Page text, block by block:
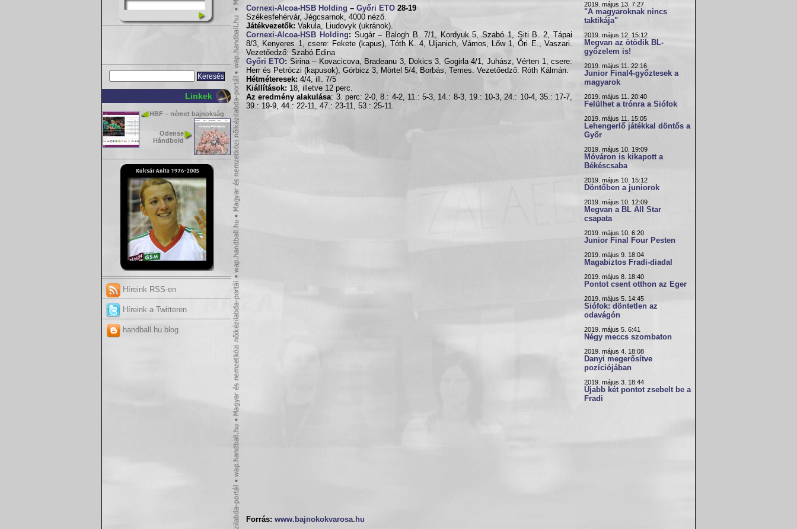
Linkek
HBF – német bajnokság
Odense
Håndbold
Híreink RSS-en
Híreink a Twitteren
handball.hu blog
Cornexi-Alcoa-HSB Holding – Győri ETO 28-19
Székesfehérvár, Jégcsarnok, 4000 néző.
Játékvezetők: Vakula, Liudovyk (ukránok).
Cornexi-Alcoa-HSB Holding:Sugár – Balogh B. 7/1, Kordyuk 5, Szabó 1, Siti B. 2, Tápai
8/3, Kenyeres 1, csere: Fekete (kapus), Tóth K. 4, Uljanich, Vámos, Lőw 1, Őri E., Vaszari.
Vezetőedző: Szabó Edina
Győri ETO: Sirina – Kovacicova, Bradeanu 3, Dokics 3, Gogirla 4/1, Juhász, Vérten 1, csere:
Herr és Petróczi (kapusok), Görbicz 3, Mörtel 5/4, Borbás, Temes. Vezetőedző: Róth Kálmán.
Hétméteresek: 4/4, ill. 7/5
Kiállítások: 18, illetve 12 perc.
Az eredmény alakulása: 3. perc: 2-0, 8.: 4-2, 11.: 5-3, 14.: 8-3, 19.: 10-3, 24.: 10-4, 35.: 17-7,
39.: 19-9, 44.: 22-11, 47.: 23-11, 53.: 25-11.
Forrás: www.bajnokokvarosa.hu
2019. május 13. 7:27
"A magyaroknak nincs
taktikája"
2019. május 12. 15:12
Megvan az ötödik BL-
győzelem is!
2019. május 11. 22:16
Junior Final4-győztesek a
magyarok
2019. május 11. 20:40
Felülhet a trónra a Siófok
2019. május 11. 15:05
Lehengerlő játékkal döntős a
Győr
2019. május 10. 19:09
Móváron is kikapott a
Békéscsaba
2019. május 10. 15:12
Döntőben a juniorok
2019. május 10. 12:09
Megvan a BL All Star
csapata
2019. május 10. 6:20
Junior Final Four Pesten
2019. május 9. 18:04
Magabiztos Fradi-diadal
2019. május 8. 18:40
Pontot csent otthon az Eger
2019. május 5. 14:45
Siófok: döntetlen az
odavágón
2019. május 5. 6:41
Négy meccs szombaton
2019. május 4. 18:08
Danyi megerősítve
pozíciójában
2019. május 3. 18:44
Újabb két pontot zsebelt be a
Fradi